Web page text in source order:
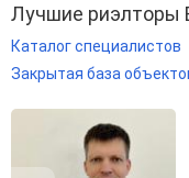
Лучшие риэлторы
Каталог специалистов
Закрытая база